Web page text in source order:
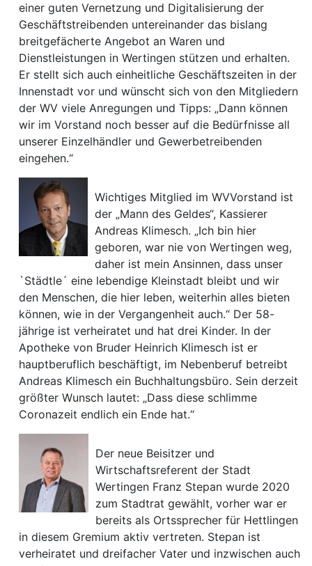
einer guten Vernetzung und Digitalisierung der
Geschäftstreibenden untereinander das bislang
breitgefächerte Angebot an Waren und
Dienstleistungen in Wertingen stützen und erhalten.
Er stellt sich auch einheitliche Geschäftszeiten in der
Innenstadt vor und wünscht sich von den Mitgliedern
der WV viele Anregungen und Tipps: „Dann können
wir im Vorstand noch besser auf die Bedürfnisse all
unserer Einzelhändler und Gewerbetreibenden
eingehen.“
Wichtiges Mitglied im WVVorstand ist
der „Mann des Geldes“, Kassierer
Andreas Klimesch. „Ich bin hier
geboren, war nie von Wertingen weg,
daher ist mein Ansinnen, dass unser
`Städtle´ eine lebendige Kleinstadt bleibt und wir
den Menschen, die hier leben, weiterhin alles bieten
können, wie in der Vergangenheit auch.“ Der 58-
jährige ist verheiratet und hat drei Kinder. In der
Apotheke von Bruder Heinrich Klimesch ist er
hauptberuflich beschäftigt, im Nebenberuf betreibt
Andreas Klimesch ein Buchhaltungsbüro. Sein derzeit
größter Wunsch lautet: „Dass diese schlimme
Coronazeit endlich ein Ende hat.“
Der neue Beisitzer und
Wirtschaftsreferent der Stadt
Wertingen Franz Stepan wurde 2020
zum Stadtrat gewählt, vorher war er
bereits als Ortssprecher für Hettlingen
in diesem Gremium aktiv vertreten. Stepan ist
verheiratet und dreifacher Vater und inzwischen auch